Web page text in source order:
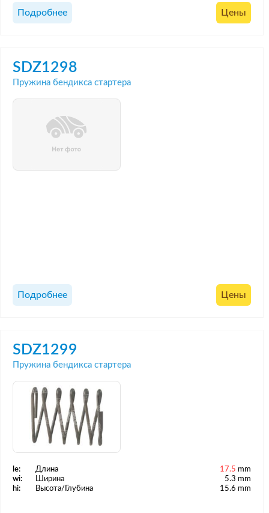
Подробнее Цены
SDZ1298
Пружина бендикса стартера
Подробнее Цены
SDZ1299
Пружина бендикса стартера
le: Длина 17.5 mm
wi:
Ширина
5.3 mm
hi:
Высота/Глубина 15.6 mm